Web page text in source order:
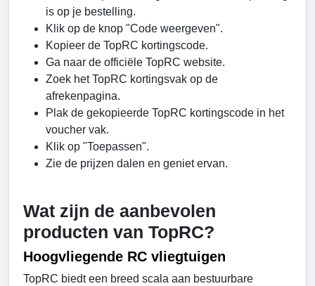
is op je bestelling.
Klik op de knop "Code weergeven".
Kopieer de TopRC kortingscode.
Ga naar de officiële TopRC website.
Zoek het TopRC kortingsvak op de
afrekenpagina.
Plak de gekopieerde TopRC kortingscode in het
voucher vak.
Klik op "Toepassen".
Zie de prijzen dalen en geniet ervan.
Wat zijn de aanbevolen
producten van TopRC?
Hoogvliegende RC vliegtuigen
TopRC biedt een breed scala aan bestuurbare